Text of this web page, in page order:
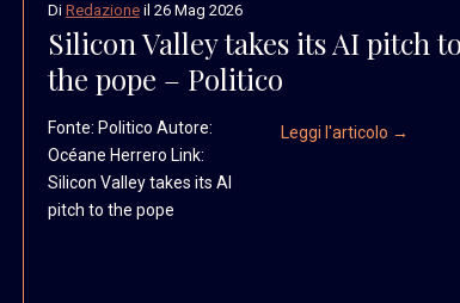
Di Redazioneil 26 Mag 2026
Silicon Valley takes its AI pitch
the pope – Politico
Fonte: Politico Autore:
Océane Herrero Link:
Silicon Valley takes its AI
pitch to the pope
Leggi l'articolo →